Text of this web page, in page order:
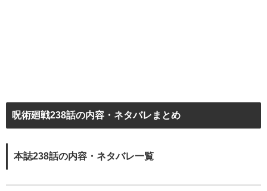
呪術廻戦238話の内容・ネタバレまとめ
本誌238話の内容・ネタバレ一覧